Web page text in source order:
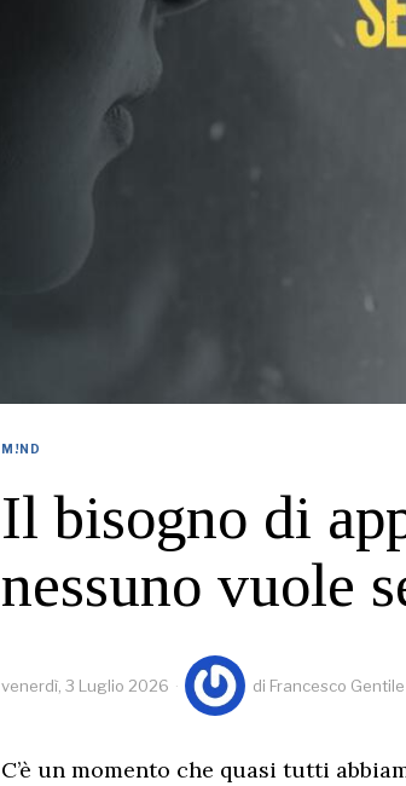
M!ND
Il bisogno di
nessuno vuole
venerdì, 3 Luglio 2026 di Francesco Gentile
C’è un momento che quasi tutti